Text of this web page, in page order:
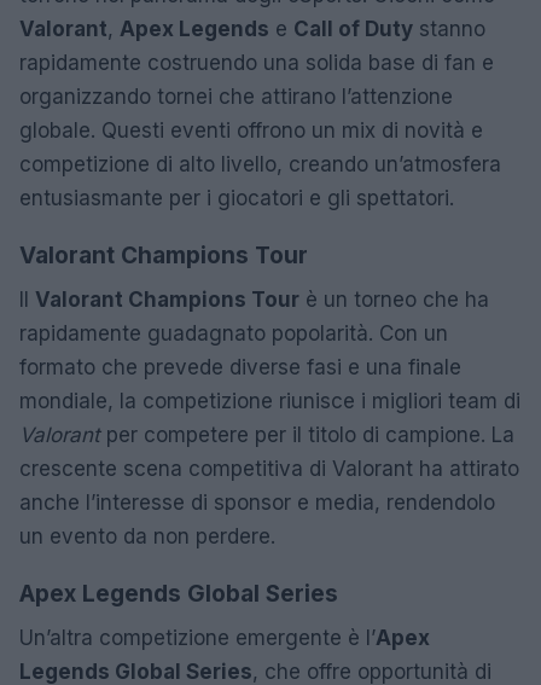
Valorant, Apex Legends e Call of Duty stanno
rapidamente costruendo una solida base di fan e
organizzando tornei che attirano l’attenzione
globale. Questi eventi offrono un mix di novità e
competizione di alto livello, creando un’atmosfera
entusiasmante per i giocatori e gli spettatori.
Valorant Champions Tour
Il Valorant Champions Tour è un torneo che ha
rapidamente guadagnato popolarità. Con un
formato che prevede diverse fasi e una finale
mondiale, la competizione riunisce i migliori team di
Valorantper competere per il titolo di campione. La
crescente scena competitiva di Valorant ha attirato
anche l’interesse di sponsor e media, rendendolo
un evento da non perdere.
Apex Legends Global Series
Un’altra competizione emergente è l’Apex
Legends Global Series, che offre opportunità di